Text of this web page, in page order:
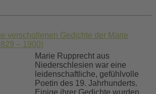
verschollenen Gedichte der Marie
– 1900)
Marie Rupprecht aus
Niederschlesien war eine
leidenschaftliche, gefühlvolle
Poetin des 19. Jahrhunderts.